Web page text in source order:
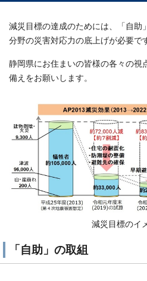
減災目標の達成のためには、「自助
分野の災害対応力の底上げが必要で
静岡県にお住まいの皆様の各々の視
備えをお願いします。
減災目標のイ
「自助」の取組